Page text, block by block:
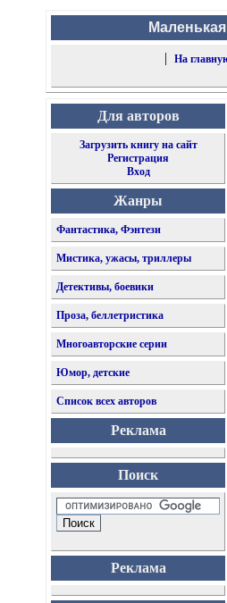
|
На
Для авторов
Загрузить книгу на сайт
Регистрация
Вход
Жанры
Фантастика, Фэнтези
Мистика, ужасы, триллеры
Детективы, боевики
Проза, беллетристика
Многоавторские серии
Юмор, детские
Список всех авторов
Реклама
Поиск
Реклама